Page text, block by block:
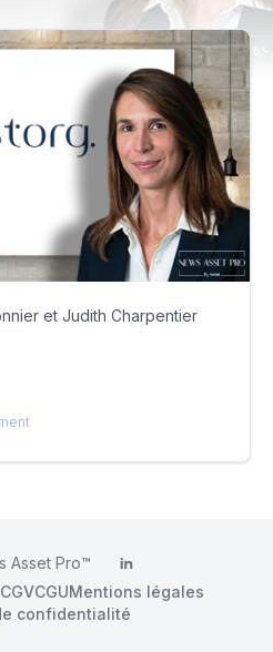
et Judith Charpentier
Asset Pro™ LinkedIn
CGVCGUMentions légales
confidentialité